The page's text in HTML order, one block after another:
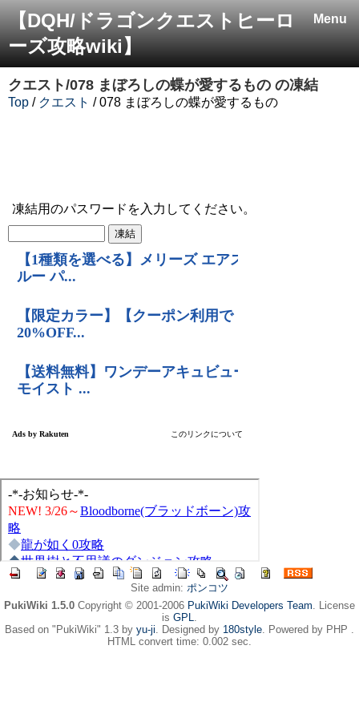
Menu
【DQH/ドラゴンクエストヒーロ
ーズ攻略wiki】
クエスト/078 まぼろしの蝶が愛するもの の凍結
Top / クエスト / 078 まぼろしの蝶が愛するもの
凍結用のパスワードを入力してください。
Site admin: ポンコツ
PukiWiki 1.5.0 Copyright © 2001-2006 PukiWiki Developers Team. License
is GPL.
Based on "PukiWiki" 1.3 by yu-ji. Designed by 180style. Powered by PHP .
HTML convert time: 0.002 sec.